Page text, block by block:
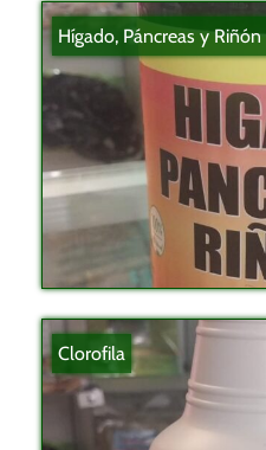
Hígado, Páncreas y
Clorofila